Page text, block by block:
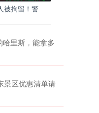
被拘留！警
里斯，能拿多
景区优惠清单请